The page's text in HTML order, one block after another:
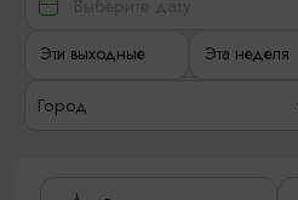
Эти выходные Эта неделя
Город